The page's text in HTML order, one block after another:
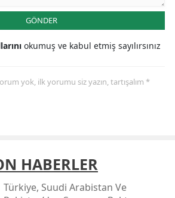
GÖNDER
okumuş ve kabul etmiş sayılırsınız
yok, ilk yorumu siz yazın, tartışalım *
HABERLER
Türkiye, Suudi Arabistan Ve